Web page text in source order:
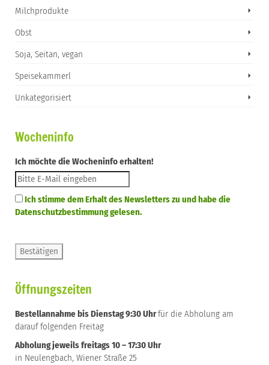
Milchprodukte
Obst
Soja, Seitan, vegan
Speisekammerl
Unkategorisiert
Wocheninfo
Ich möchte die Wocheninfo erhalten!
Ich stimme dem Erhalt des Newsletters zu und habe die
Datenschutzbestimmung gelesen.
Öffnungszeiten
Bestellannahme bis Dienstag 9:30 Uhrfür die Abholung am
darauf folgenden Freitag
Abholung jeweils freitags 10 – 17:30 Uhr
in Neulengbach, Wiener Straße 25